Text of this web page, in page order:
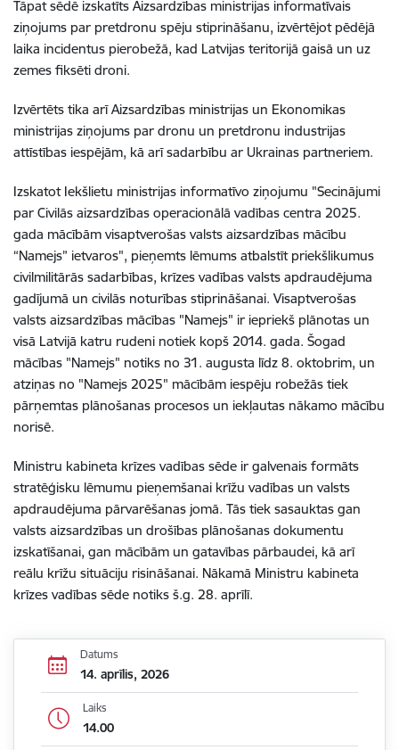
Tāpat sēdē izskatīts Aizsardzības ministrijas informatīvais
ziņojums par pretdronu spēju stiprināšanu, izvērtējot pēdējā
laika incidentus pierobežā, kad Latvijas teritorijā gaisā un uz
zemes fiksēti droni.
Izvērtēts tika arī Aizsardzības ministrijas un Ekonomikas
ministrijas ziņojums par dronu un pretdronu industrijas
attīstības iespējām, kā arī sadarbību ar Ukrainas partneriem.
Izskatot Iekšlietu ministrijas informatīvo ziņojumu "Secinājumi
par Civilās aizsardzības operacionālā vadības centra 2025.
gada mācībām visaptverošas valsts aizsardzības mācību
“Namejs” ietvaros", pieņemts lēmums atbalstīt priekšlikumus
civilmilitārās sadarbības, krīzes vadības valsts apdraudējuma
gadījumā un civilās noturības stiprināšanai. Visaptverošas
valsts aizsardzības mācības "Namejs" ir iepriekš plānotas un
visā Latvijā katru rudeni notiek kopš 2014. gada. Šogad
mācības "Namejs" notiks no 31. augusta līdz 8. oktobrim, un
atziņas no "Namejs 2025" mācībām iespēju robežās tiek
pārņemtas plānošanas procesos un iekļautas nākamo mācību
norisē.
Ministru kabineta krīzes vadības sēde ir galvenais formāts
stratēģisku lēmumu pieņemšanai krīžu vadības un valsts
apdraudējuma pārvarēšanas jomā. Tās tiek sasauktas gan
valsts aizsardzības un drošības plānošanas dokumentu
izskatīšanai, gan mācībām un gatavības pārbaudei, kā arī
reālu krīžu situāciju risināšanai. Nākamā Ministru kabineta
krīzes vadības sēde notiks š.g. 28. aprīlī.
Datums
14. aprīlis, 2026
Laiks
14.00